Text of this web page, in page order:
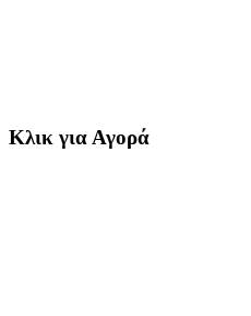
Κλικ για Αγορά